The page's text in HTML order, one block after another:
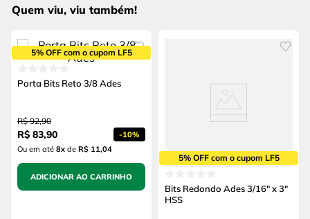
Quem viu, viu também!
5% OFF com o cupom LF5
Porta Bits Reto 3/8 Ades
R$ 92,90
R$ 83,90 -10%
Ou em até 8x de R$ 11,04
ADICIONAR AO CARRINHO
5% OFF com o cupom LF5
Bits Redondo Ades 3/16" x 3"
HSS